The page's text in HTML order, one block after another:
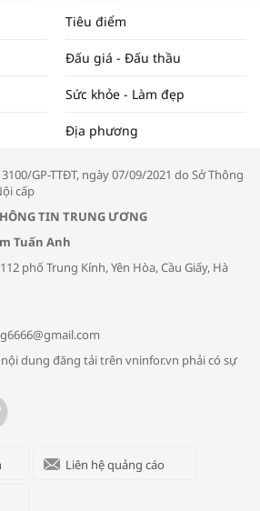
NAM NĂM 2024 VÀ NĂM 2025 | NHỊP
ĐẬP THỊ TRƯỜNG #62
Tọa đàm “Xúc tiến thương mại: Khơi
Bác sĩ tư vấn cách phòng tránh bệnh
đường hô hấp trong thời tiết giao mùa
yêu thương cho em
Tiêu điểm
Đấu giá - Đấu thầu
Sức khỏe - Làm đẹp
Địa phương
GP-TTĐT, ngày 07/09/2021 do Sở Thông
cấp
TIN TRUNG ƯƠNG
Tuấn Anh
phố Trung Kính, Yên Hòa, Cầu Giấy, Hà
dung đăng tải trên vninfor.vn phải có sự
Liên hệ quảng cáo